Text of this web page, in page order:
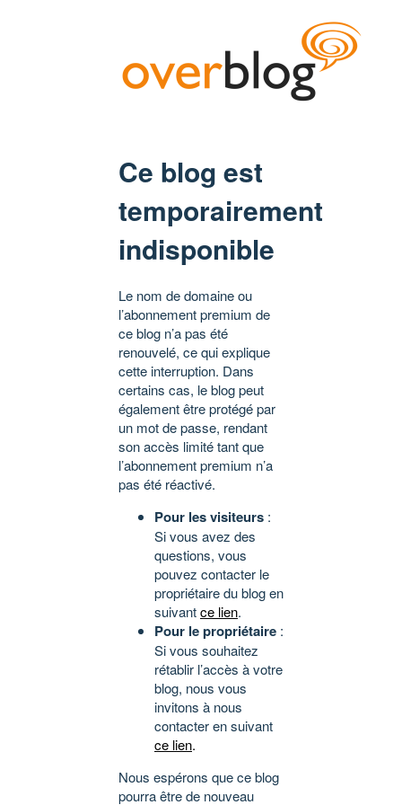
Ce blog est
temporairement
indisponible
Le nom de domaine ou
l’abonnement premium de
ce blog n’a pas été
renouvelé, ce qui explique
cette interruption. Dans
certains cas, le blog peut
également être protégé par
un mot de passe, rendant
son accès limité tant que
l’abonnement premium n’a
pas été réactivé.
Pour les visiteurs :
Si vous avez des
questions, vous
pouvez contacter le
propriétaire du blog en
suivantce lien.
Pour le propriétaire :
Si vous souhaitez
rétablir l’accès à votre
blog, nous vous
invitons à nous
contacter en suivant
ce lien.
Nous espérons que ce blog
pourra être de nouveau